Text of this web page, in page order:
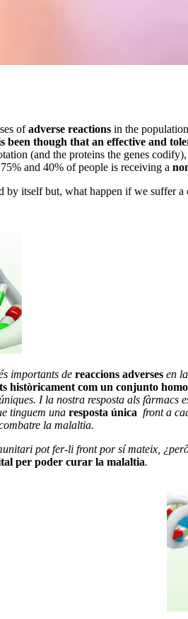
ofadverse reactions in the
been though that an effective and
(and the proteins the genes
and 40% of people is receiving a
itself but, what happen if we suffer
importants de reaccions adverses en
històricament com un conjunto
I la nostra resposta als
tinguem una resposta única front a
la malaltia.
pot fer-li front por sí mateix,
per poder curar la malaltia.